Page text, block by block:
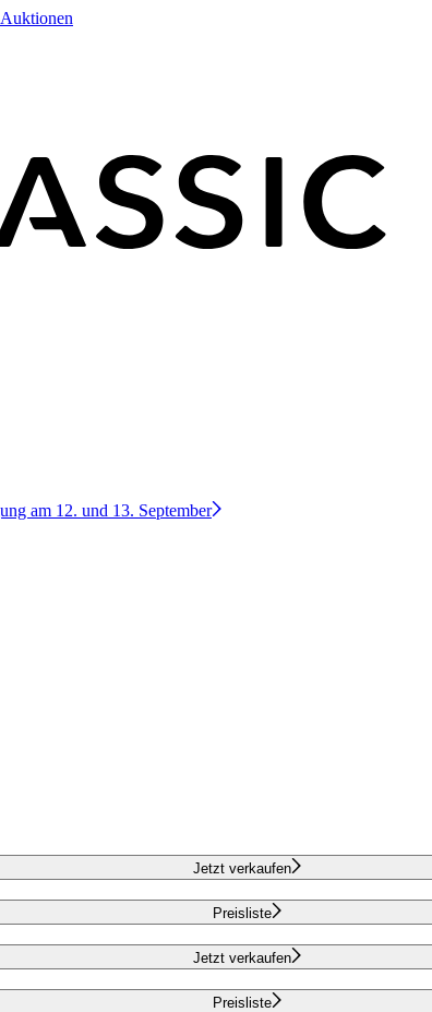
am 12. und 13. September
Jetzt verkaufen
Preisliste
Jetzt verkaufen
Preisliste